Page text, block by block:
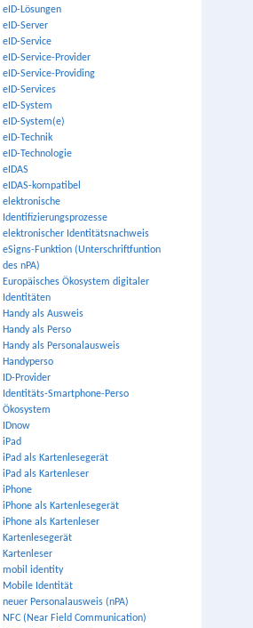
eID-Lösungen
eID-Server
eID-Service
eID-Service-Provider
eID-Service-Providing
eID-Services
eID-System
eID-System(e)
eID-Technik
eID-Technologie
eIDAS
eIDAS-kompatibel
elektronische
Identifizierungsprozesse
elektronischer Identitätsnachweis
eSigns-Funktion (Unterschriftfuntion
des nPA)
Europäisches Ökosystem digitaler
Identitäten
Handy als Ausweis
Handy als Perso
Handy als Personalausweis
Handyperso
ID-Provider
Identitäts-Smartphone-Perso
Ökosystem
IDnow
iPad
iPad als Kartenlesegerät
iPad als Kartenleser
iPhone
iPhone als Kartenlesegerät
iPhone als Kartenleser
Kartenlesegerät
Kartenleser
mobil identity
Mobile Identität
neuer Personalausweis (nPA)
NFC (Near Field Communication)